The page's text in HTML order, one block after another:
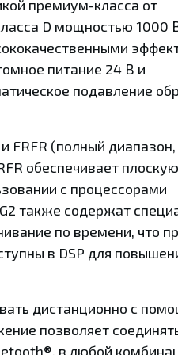
премиум-класса от
D мощностью 1000
питание 24 В и
подавление
FRFR (полный
обеспечивает
с процессорами
также содержат
по времени, что
в DSP для
дистанционно с
позволяет
в любой